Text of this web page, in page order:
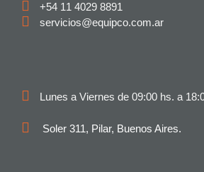
+54 11 4029 8891
servicios@equipco.com.ar
Lunes a Viernes de 09:00 hs. a
Soler 311, Pilar, Buenos Aires.